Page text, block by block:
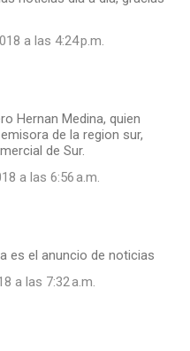
a las 4:24 p.m.
Hernan Medina, quien
de la region sur,
de Sur.
a las 6:56 a.m.
es el anuncio de noticias
a las 7:32 a.m.